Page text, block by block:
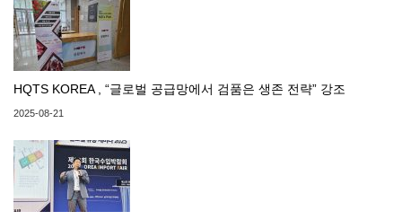
HQTS KOREA , “글로벌 공급망에서 검품은 생존 전략” 강조
2025-08-21